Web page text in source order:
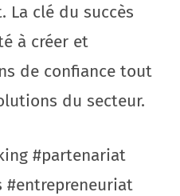
La clé du succès
à créer et
de confiance tout
du secteur.
#partenariat
#entrepreneuriat